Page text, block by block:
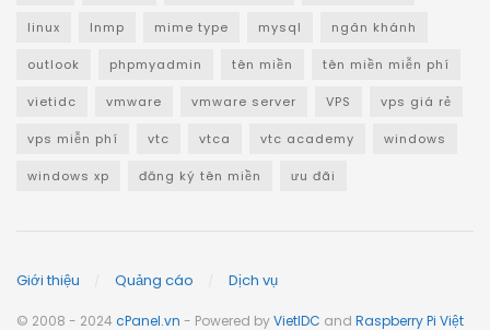
linux lnmp mime type mysql ngân khánh
outlook phpmyadmin tên miền tên miền miễn phí
vietidc vmware vmware server VPS vps giá rẻ
vps miễn phí vtc vtca vtc academy windows
windows xp đăng ký tên miền ưu đãi
Giới thiệu Quảng cáo Dịch vụ
© 2008 - 2024 cPanel.vn - Powered byVietIDC and Raspberry Pi Việt